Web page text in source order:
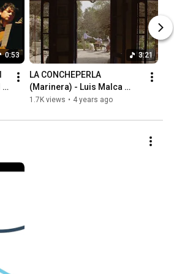
0:53 3:21
LA CONCHEPERLA
(Marinera) - Luis Malca
Contreras
1.7K views • 4 years ago